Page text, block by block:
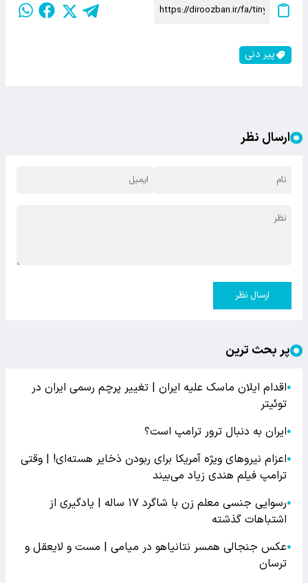
پیر دنی
ارسال نظر
ارسال نظر
پر بحث ترین
●اقدام ایلان ماسک علیه ایران | تغییر پرچم رسمی ایران در
توئیتر
●ایران به دنبال ترور ترامپ است؟
●اعزام نیروهای ویژه آمریکا برای ربودن ذخایر هسته‌ای! | وقتی
ترامپ فیلم هندی زیاد می‌بیند
●
رسوایی جنسی معلم زن با شاگرد ۱۷ ساله | یادگیری از
اشتباهات گذشته
●عکس جنجالی همسر نتانیاهو در میامی | مست و لایعقل و
ترسان